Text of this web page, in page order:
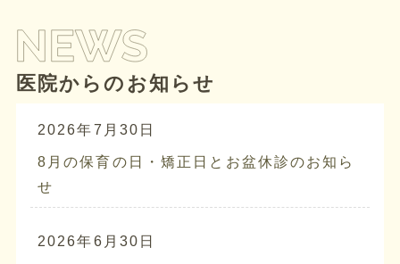
医院からのお知らせ
2026年7月30日
8月の保育の日・矯正日とお盆休診のお知ら
せ
2026年6月30日